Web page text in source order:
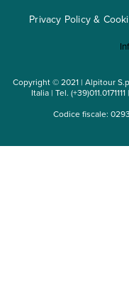
Mappa del sito
Privacy Policy &
Copyright © 2021 | Alpitour
Italia | Tel.
Codice fiscale: